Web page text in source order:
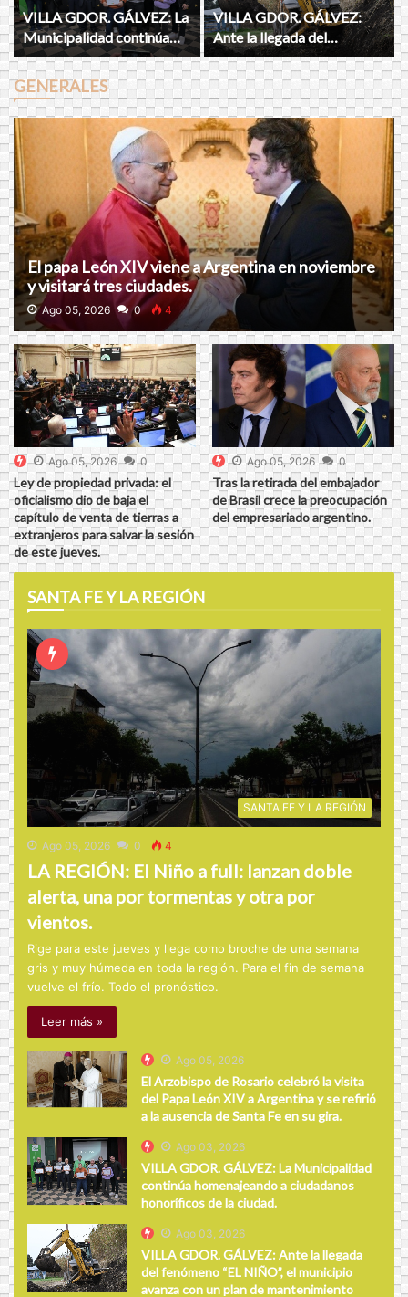
VILLA GDOR. GÁLVEZ: La
Municipalidad continúa
homenajeando a
ciudadanos honoríficos de
la ciudad.
VILLA GDOR. GÁLVEZ:
Ante la llegada del
fenómeno “EL NIÑO”, el
municipio avanza con un
plan de mantenimiento
preventivo.
GENERALES
El papa León XIV viene a Argentina en noviembre
y visitará tres ciudades.
Ago 05, 2026 0 4
Ago 05, 2026 0
Ley de propiedad privada: el
oficialismo dio de baja el
capítulo de venta de tierras a
extranjeros para salvar la sesión
de este jueves.
Ago 05, 2026 0
Tras la retirada del embajador
de Brasil crece la preocupación
del empresariado argentino.
SANTA FE Y LA REGIÓN
SANTA FE Y LA REGIÓN
Ago 05, 2026 0 4
LA REGIÓN: El Niño a full: lanzan doble
alerta, una por tormentas y otra por
vientos.
Rige para este jueves y llega como broche de una semana
gris y muy húmeda en toda la región. Para el fin de semana
vuelve el frío. Todo el pronóstico.
Leer más »
Ago 05, 2026
El Arzobispo de Rosario celebró la visita
del Papa León XIV a Argentina y se refirió
a la ausencia de Santa Fe en su gira.
Ago 03, 2026
VILLA GDOR. GÁLVEZ: La Municipalidad
continúa homenajeando a ciudadanos
honoríficos de la ciudad.
Ago 03, 2026
VILLA GDOR. GÁLVEZ: Ante la llegada
del fenómeno “EL NIÑO”, el municipio
avanza con un plan de mantenimiento